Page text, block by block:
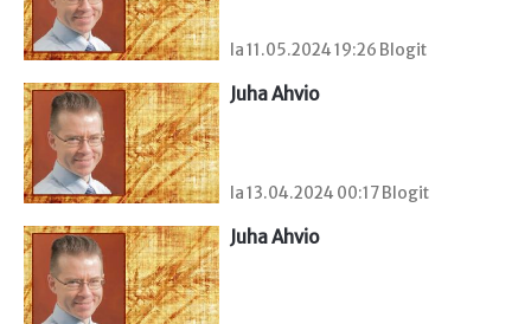
la 11.05.2024 19:26 Blogit
Juha Ahvio
la 13.04.2024 00:17 Blogit
Juha Ahvio